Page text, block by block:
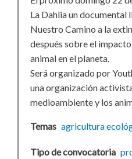
La Dahlia un documental
Nuestro Camino a la
después sobre el
animal en el planeta.
Será organizado por
una organización
medioambiente y los
Temas agricultura
Tipo de convocatoria